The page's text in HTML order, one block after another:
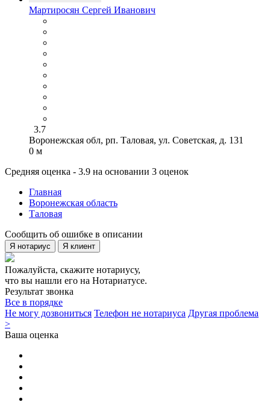
Мартиросян Сергей Иванович
3.7
Воронежская обл, рп. Таловая, ул. Советская, д. 131
0 м
Средняя оценка - 3.9 на основании 3 оценок
Главная
Воронежская область
Таловая
Сообщить об ошибке в описании
Я нотариус Я клиент
Пожалуйста, скажите нотариусу,
что вы нашли его на Нотариатусе.
Результат звонка
Все в порядке
Не могу дозвониться Телефон не нотариуса Другая проблема
>
Ваша оценка